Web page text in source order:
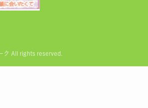
ク All rights reserved.